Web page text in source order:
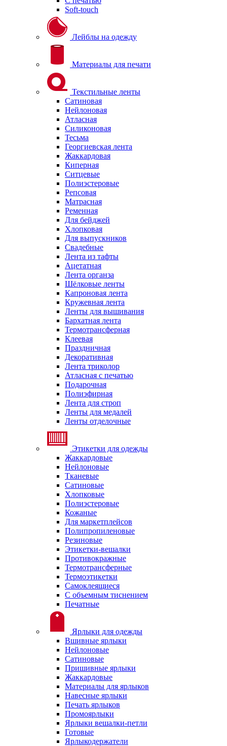
Soft-touch
Лейблы на одежду
Материалы для печати
Текстильные ленты
Сатиновая
Нейлоновая
Атласная
Силиконовая
Тесьма
Георгиевская лента
Жаккардовая
Киперная
Ситцевые
Полиэстеровые
Репсовая
Матрасная
Ременная
Для бейджей
Хлопковая
Для выпускников
Свадебные
Лента из тафты
Ацетатная
Лента органза
Шёлковые ленты
Капроновая лента
Кружевная лента
Ленты для вышивания
Бархатная лента
Термотрансферная
Клеевая
Праздничная
Декоративная
Лента триколор
Атласная с печатью
Подарочная
Полиэфирная
Лента для строп
Ленты для медалей
Ленты отделочные
Этикетки для одежды
Жаккардовые
Нейлоновые
Тканевые
Сатиновые
Хлопковые
Полиэстеровые
Кожаные
Для маркетплейсов
Полипропиленовые
Резиновые
Этикетки-вешалки
Противокражные
Термотрансферные
Термоэтикетки
Самоклеящиеся
С объемным тиснением
Печатные
Ярлыки для одежды
Вшивные ярлыки
Нейлоновые
Сатиновые
Пришивные ярлыки
Жаккардовые
Материалы для ярлыков
Навесные ярлыки
Печать ярлыков
Промоярлыки
Ярлыки вешалки-петли
Готовые
Ярлыкодержатели